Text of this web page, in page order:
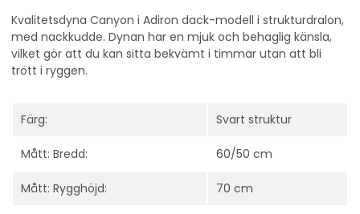
Kvalitetsdyna Canyon i Adiron dack-modell i strukturdralon,
med nackkudde. Dynan har en mjuk och behaglig känsla,
vilket gör att du kan sitta bekvämt i timmar utan att bli
trött i ryggen.
Färg: Svart struktur
Mått: Bredd: 60/50 cm
Mått: Rygghöjd: 70 cm